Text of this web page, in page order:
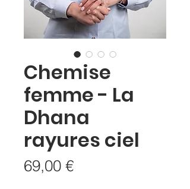
Chemise
femme - La
Dhana
rayures ciel
69,00 €Prix